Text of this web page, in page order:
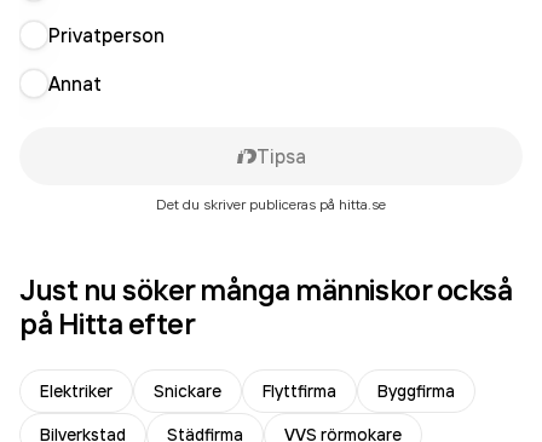
Privatperson
Annat
Tipsa
Det du skriver publiceras på hitta.se
Just nu söker många människor också
på Hitta efter
Elektriker Snickare Flyttfirma
Byggfirma
Bilverkstad
Städfirma VVS rörmokare